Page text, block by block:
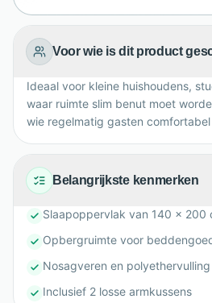
Voor wie is dit product
Ideaal voor kleine huishoudens,
waar ruimte slim benut moet
wie regelmatig gasten
Belangrijkste kenmerken
Slaapoppervlak van 140 x 200
Opbergruimte voor
Nosagveren en polyethervulling
Inclusief 2 losse armkussens